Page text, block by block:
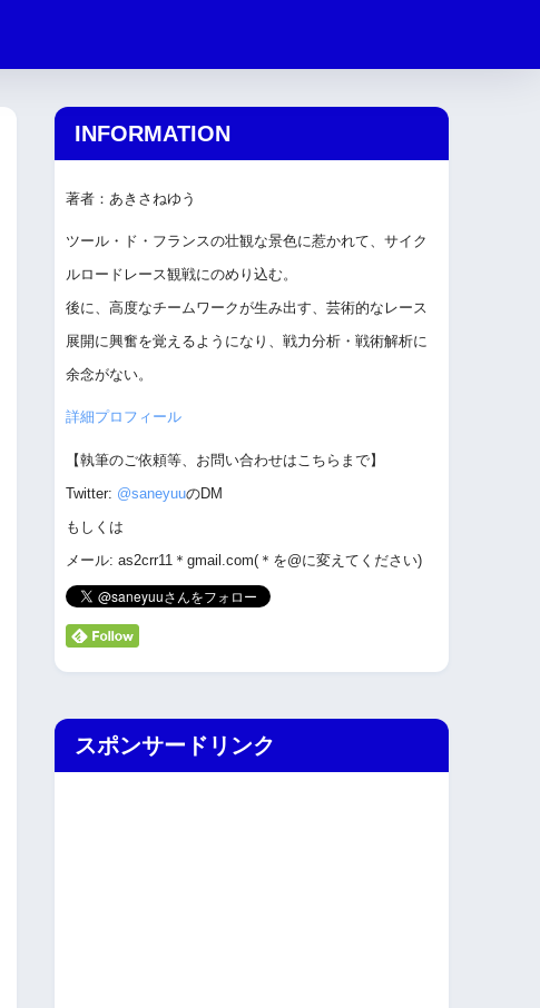
INFORMATION
著者：あきさねゆう
ツール・ド・フランスの壮観な景色に惹かれて、サイク
ルロードレース観戦にのめり込む。
後に、高度なチームワークが生み出す、芸術的なレース
展開に興奮を覚えるようになり、戦力分析・戦術解析に
余念がない。
詳細プロフィール
【執筆のご依頼等、お問い合わせはこちらまで】
Twitter: @saneyuuのDM
もしくは
メール: as2crr11＊gmail.com(＊を@に変えてください)
スポンサードリンク